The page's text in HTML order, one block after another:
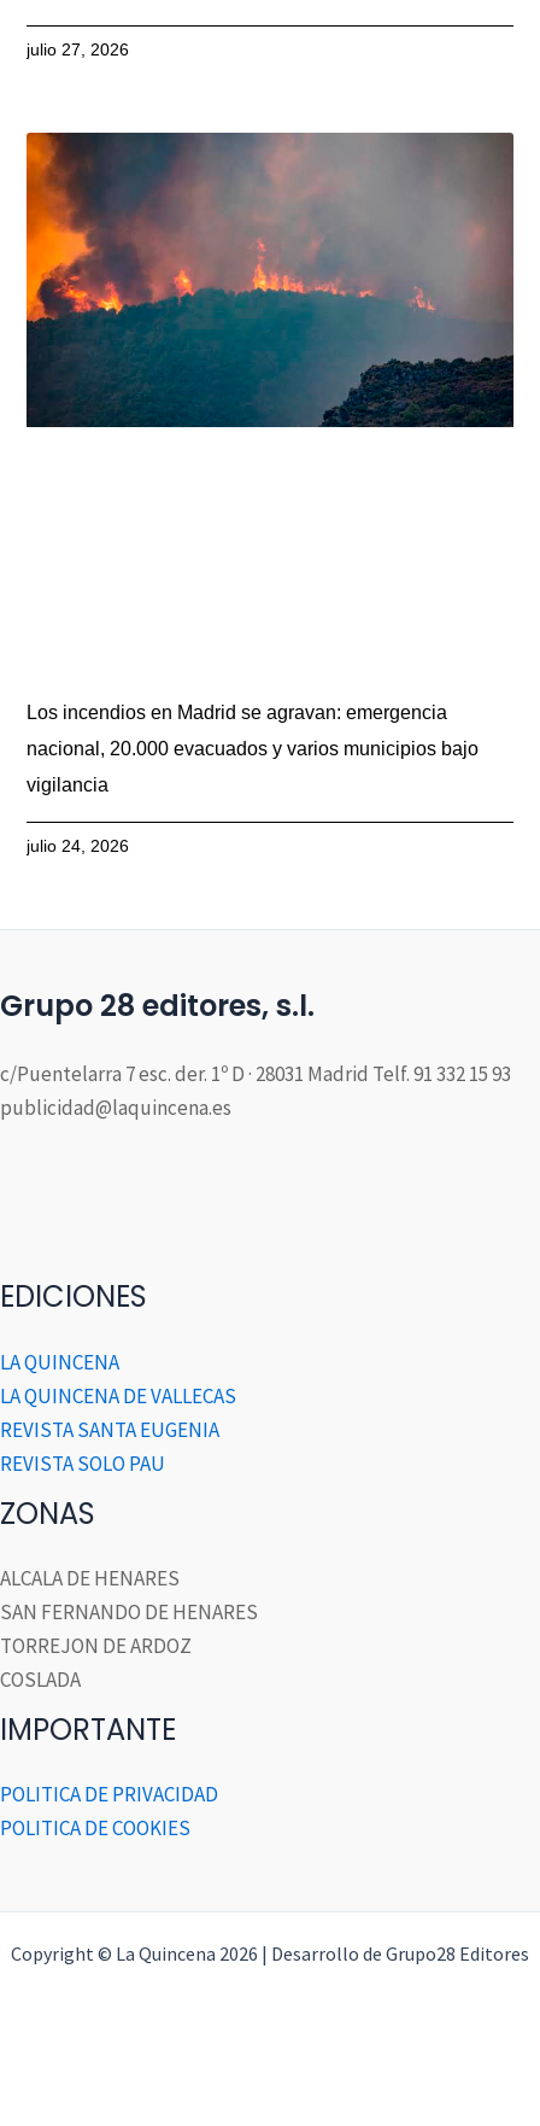
julio 27, 2026
Los incendios en Madrid se agravan: emergencia
nacional, 20.000 evacuados y varios municipios bajo
vigilancia
julio 24, 2026
Grupo 28 editores, s.l.
c/Puentelarra 7 esc. der. 1º D · 28031 Madrid Telf. 91 332 15 93
publicidad@laquincena.es
EDICIONES
LA QUINCENA
LA QUINCENA DE VALLECAS
REVISTA SANTA EUGENIA
REVISTA SOLO PAU
ZONAS
ALCALA DE HENARES
SAN FERNANDO DE HENARES
TORREJON DE ARDOZ
COSLADA
IMPORTANTE
POLITICA DE PRIVACIDAD
POLITICA DE COOKIES
Copyright © La Quincena 2026 | Desarrollo de Grupo28 Editores